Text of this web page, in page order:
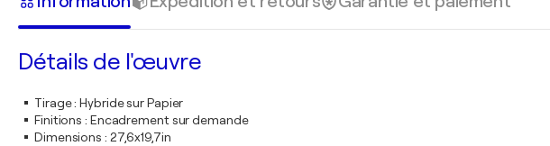
Détails de l'œuvre
Tirage:Hybride sur Papier
Finitions : Encadrement sur demande
Dimensions : 27,6x19,7in